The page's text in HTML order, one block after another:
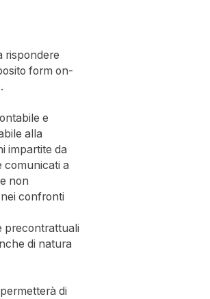
rispondere
form on-
e
alla
impartite da
comunicati a
non
confronti
precontrattuali
di natura
di